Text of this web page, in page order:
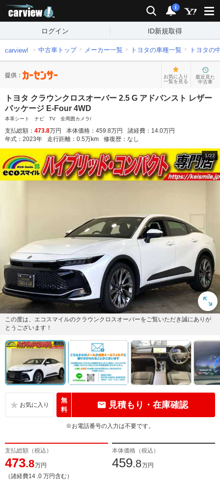
検索 通知
i
ログイン ID新規取得
carview! 中古車トップ メーカー一覧 トヨタの車種一覧 トヨタの
提供：
お気に入り
一覧を見る
最近見た
中古車
トヨタ クラウンクロスオーバー 2.5 G アドバンスト レザー
パッケージ E-Four 4WD
本革シート ナビ TV 全周囲カメラ/
支払総額： 473.8万円 本体価格： 459.8万円 諸経費： 14.0万円
年式： 2023年 走行距離： 0.5万km 修復歴： なし
1/22
この度は、エコスマイルのクラウンクロスオーバーをご覧いただき誠にありが
とうございます！
無
料
見積もり・在庫確認
※お電話番号の入力は不要です。
支払総額（税込）
473.8万円
（諸経費14 .0 万円含む）
本体価格（税込）
459.8万円